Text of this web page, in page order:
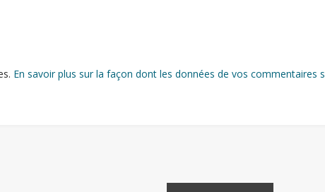
En savoir plus sur la façon dont les données de vos commentaires